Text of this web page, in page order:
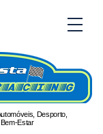
Desporto,
Estar